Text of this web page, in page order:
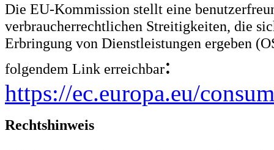
Die EU-Kommission stellt eine
verbraucherrechtlichen Streitigkeiten, die
Erbringung von Dienstleistungen ergeben
folgendem Link erreichbar:
https://ec.europa.eu/
Rechtshinweis